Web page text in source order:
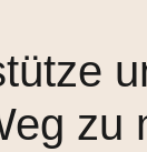
zu